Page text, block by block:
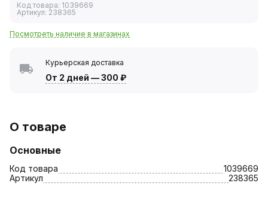
Код товара: 1039669
Артикул: 238365
Посмотреть наличие в магазинах
Курьерская доставка
От 2 дней —300 ₽
О товаре
Основные
Код товара
1039669
Артикул
238365